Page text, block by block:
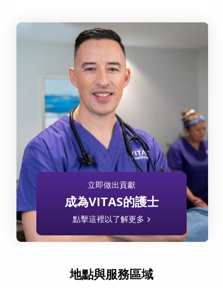
立即做出貢獻
成為VITAS的護士
點擊這裡以了解更多
地點與服務區域